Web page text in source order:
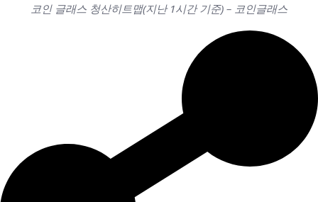
코인 글래스 청산히트맵(지난 1시간 기준) – 코인글래스